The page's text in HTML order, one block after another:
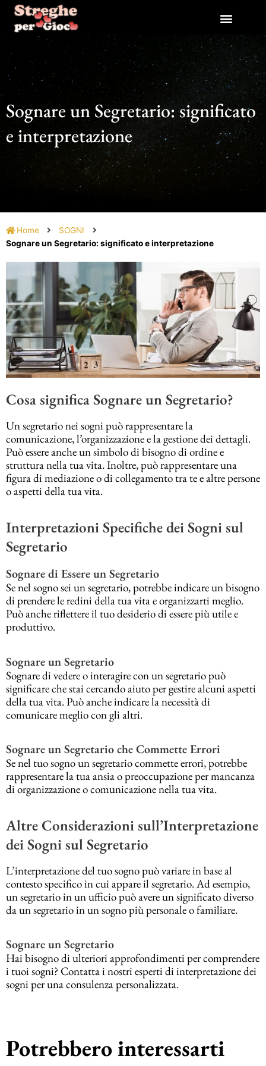
contenuto
Sognare un Segretario: significato
e interpretazione
Home
SOGNI
Sognare un Segretario: significato e interpretazione
Cosa significa Sognare un Segretario?
Un segretario nei sogni può rappresentare la
comunicazione, l’organizzazione e la gestione dei dettagli.
Può essere anche un simbolo di bisogno di ordine e
struttura nella tua vita. Inoltre, può rappresentare una
figura di mediazione o di collegamento tra te e altre persone
o aspetti della tua vita.
Interpretazioni Specifiche dei Sogni sul
Segretario
Sognare di Essere un Segretario
Se nel sogno sei un segretario, potrebbe indicare un bisogno
di prendere le redini della tua vita e organizzarti meglio.
Può anche riflettere il tuo desiderio di essere più utile e
produttivo.
Sognare un Segretario
Sognare di vedere o interagire con un segretario può
significare che stai cercando aiuto per gestire alcuni aspetti
della tua vita. Può anche indicare la necessità di
comunicare meglio con gli altri.
Sognare un Segretario che Commette Errori
Se nel tuo sogno un segretario commette errori, potrebbe
rappresentare la tua ansia o preoccupazione per mancanza
di organizzazione o comunicazione nella tua vita.
Altre Considerazioni sull’Interpretazione
dei Sogni sul Segretario
L’interpretazione del tuo sogno può variare in base al
contesto specifico in cui appare il segretario. Ad esempio,
un segretario in un ufficio può avere un significato diverso
da un segretario in un sogno più personale o familiare.
Sognare un Segretario
Hai bisogno di ulteriori approfondimenti per comprendere
i tuoi sogni? Contatta i nostri esperti di interpretazione dei
sogni per una consulenza personalizzata.
Potrebbero interessarti